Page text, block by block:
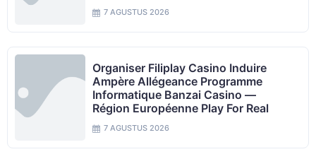
7 AGUSTUS 2026
Organiser Filiplay Casino Induire
Ampère Allégeance Programme
Informatique Banzai Casino —
Région Européenne Play For Real
7 AGUSTUS 2026